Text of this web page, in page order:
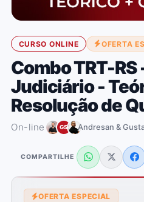
CURSO ONLINE OFERTA
Combo TRT-
Judiciário -
Resolução de
On-line GS Andresan &
COMPARTILHE
OFERTA ESPECIAL